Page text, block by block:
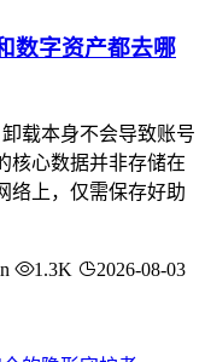
数字资产都去哪
载本身不会导致账号
核心数据并非存储在
络上，仅需保存好助
1.3K 2026-08-03